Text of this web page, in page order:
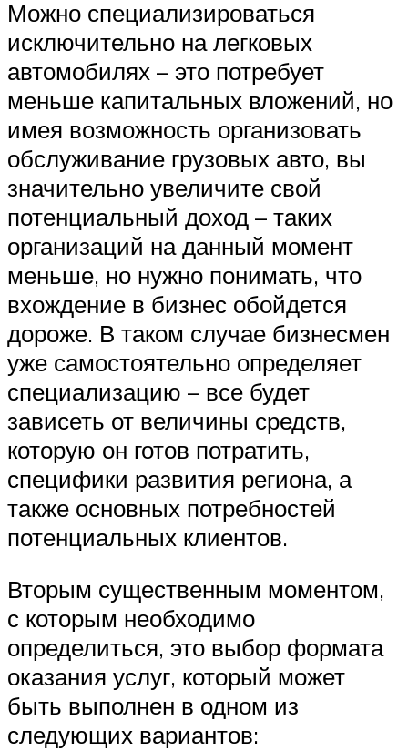
Можно специализироваться
исключительно на легковых
автомобилях – это потребует
меньше капитальных вложений, но
имея возможность организовать
обслуживание грузовых авто, вы
значительно увеличите свой
потенциальный доход – таких
организаций на данный момент
меньше, но нужно понимать, что
вхождение в бизнес обойдется
дороже. В таком случае бизнесмен
уже самостоятельно определяет
специализацию – все будет
зависеть от величины средств,
которую он готов потратить,
специфики развития региона, а
также основных потребностей
потенциальных клиентов.
Вторым существенным моментом,
с которым необходимо
определиться, это выбор формата
оказания услуг, который может
быть выполнен в одном из
следующих вариантов: